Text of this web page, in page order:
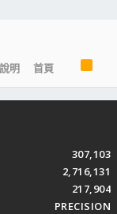
說明 首頁
S
307,103
2,716,131
217,904
PRECISION